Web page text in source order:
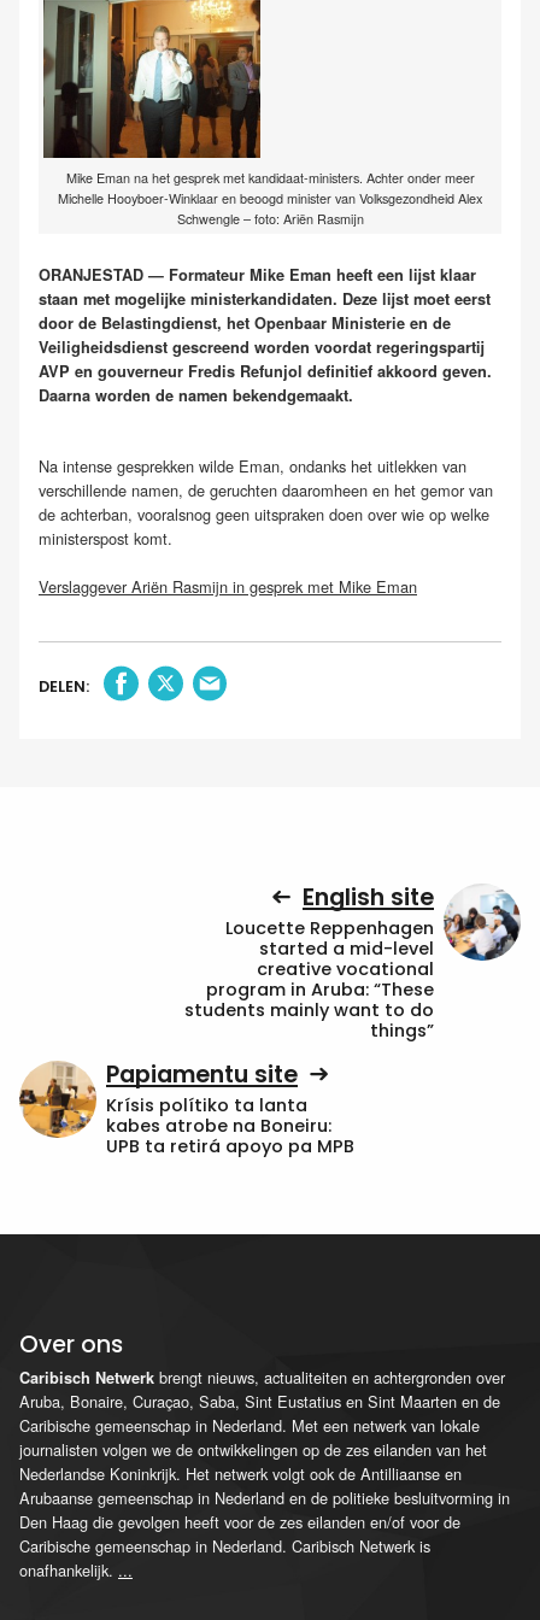
Mike Eman na het gesprek met kandidaat-ministers. Achter onder meer
Michelle Hooyboer-Winklaar en beoogd minister van Volksgezondheid Alex
Schwengle – foto: Ariën Rasmijn
ORANJESTAD — Formateur Mike Eman heeft een lijst klaar
staan met mogelijke ministerkandidaten. Deze lijst moet eerst
door de Belastingdienst, het Openbaar Ministerie en de
Veiligheidsdienst gescreend worden voordat regeringspartij
AVP en gouverneur Fredis Refunjol definitief akkoord geven.
Daarna worden de namen bekendgemaakt.
Na intense gesprekken wilde Eman, ondanks het uitlekken van
verschillende namen, de geruchten daaromheen en het gemor van
de achterban, vooralsnog geen uitspraken doen over wie op welke
ministerspost komt.
Verslaggever Ariën Rasmijn in gesprek met Mike Eman
DELEN:
English site
Loucette Reppenhagen
started a mid-level
creative vocational
program in Aruba: “These
students mainly want to do
things”
Papiamentu site
Krísis polítiko ta lanta
kabes atrobe na Boneiru:
UPB ta retirá apoyo pa MPB
Over ons
Caribisch Netwerk brengt nieuws, actualiteiten en achtergronden over
Aruba, Bonaire, Curaçao, Saba, Sint Eustatius en Sint Maarten en de
Caribische gemeenschap in Nederland. Met een netwerk van lokale
journalisten volgen we de ontwikkelingen op de zes eilanden van het
Nederlandse Koninkrijk. Het netwerk volgt ook de Antilliaanse en
Arubaanse gemeenschap in Nederland en de politieke besluitvorming in
Den Haag die gevolgen heeft voor de zes eilanden en/of voor de
Caribische gemeenschap in Nederland. Caribisch Netwerk is
onafhankelijk. ...